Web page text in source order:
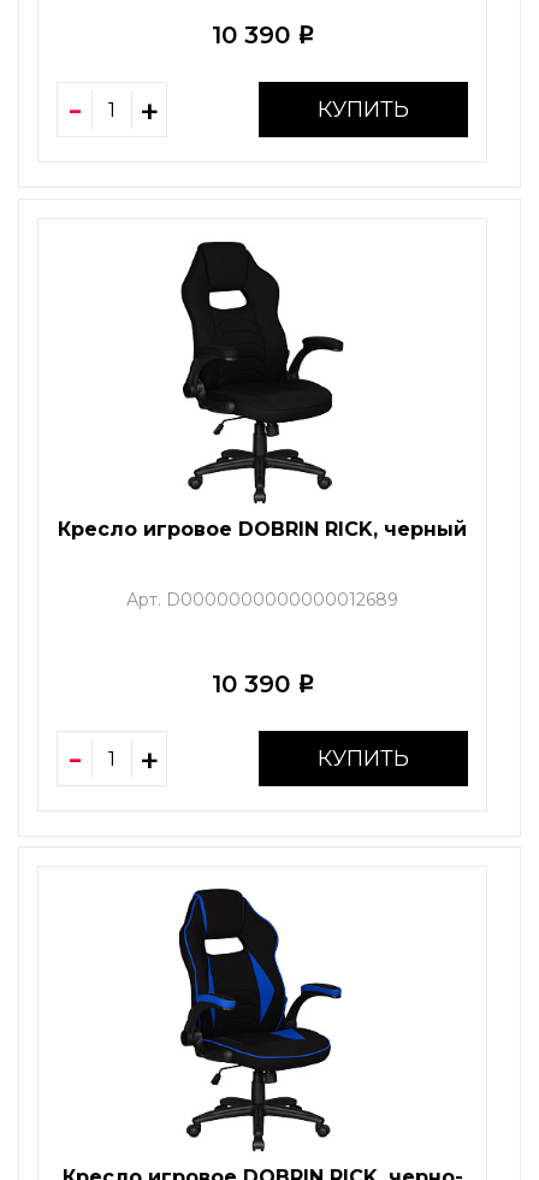
10 390 i
КУПИТЬ
Кресло игровое DOBRIN RICK, черный
Арт. D0000000000000012689
10 390 i
КУПИТЬ